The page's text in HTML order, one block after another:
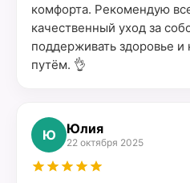
комфорта. Рекомендую
качественный уход за
поддерживать здоровье и
путём. 👌
Ю Юлия
22 октября 2025